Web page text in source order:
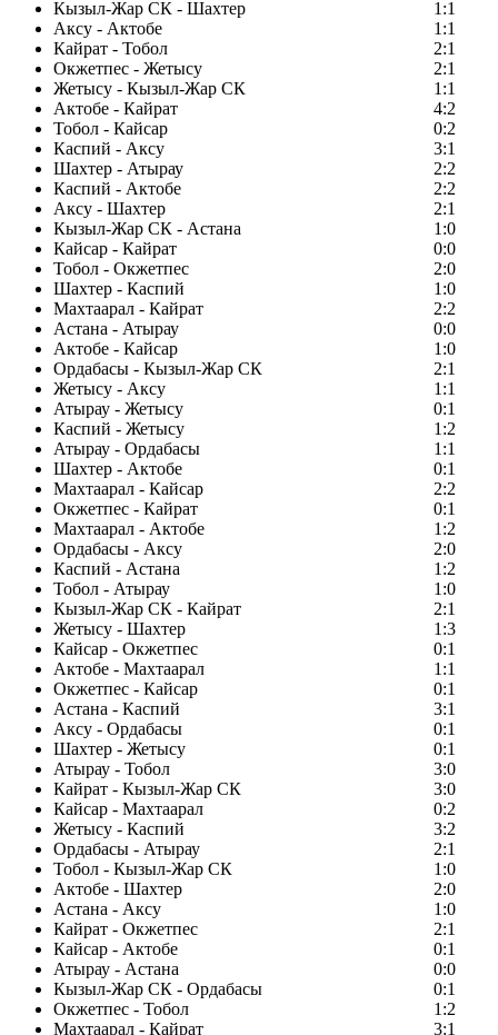
Кызыл-Жар СК - Шахтер
1:1
Аксу - Актобе
1:1
Кайрат - Тобол
2:1
Окжетпес - Жетысу
2:1
Жетысу - Кызыл-Жар СК
1:1
Актобе - Кайрат
4:2
Тобол - Кайсар
0:2
Каспий - Аксу
3:1
Шахтер - Атырау
2:2
Каспий - Актобе
2:2
Аксу - Шахтер
2:1
Кызыл-Жар СК - Астана
1:0
Кайсар - Кайрат
0:0
Тобол - Окжетпес
2:0
Шахтер - Каспий
1:0
Махтаарал - Кайрат
2:2
Астана - Атырау
0:0
Актобе - Кайсар
1:0
Ордабасы - Кызыл-Жар СК
2:1
Жетысу - Аксу
1:1
Атырау - Жетысу
0:1
Каспий - Жетысу
1:2
Атырау - Ордабасы
1:1
Шахтер - Актобе
0:1
Махтаарал - Кайсар
2:2
Окжетпес - Кайрат
0:1
Махтаарал - Актобе
1:2
Ордабасы - Аксу
2:0
Каспий - Астана
1:2
Тобол - Атырау
1:0
Кызыл-Жар СК - Кайрат
2:1
Жетысу - Шахтер
1:3
Кайсар - Окжетпес
0:1
Актобе - Махтаарал
1:1
Окжетпес - Кайсар
0:1
Астана - Каспий
3:1
Аксу - Ордабасы
0:1
Шахтер - Жетысу
0:1
Атырау - Тобол
3:0
Кайрат - Кызыл-Жар СК
3:0
Кайсар - Махтаарал
0:2
Жетысу - Каспий
3:2
Ордабасы - Атырау
2:1
Тобол - Кызыл-Жар СК
1:0
Актобе - Шахтер
2:0
Астана - Аксу
1:0
Кайрат - Окжетпес
2:1
Кайсар - Актобе
0:1
Атырау - Астана
0:0
Кызыл-Жар СК - Ордабасы
0:1
Окжетпес - Тобол
1:2
Махтаарал - Кайрат
3:1